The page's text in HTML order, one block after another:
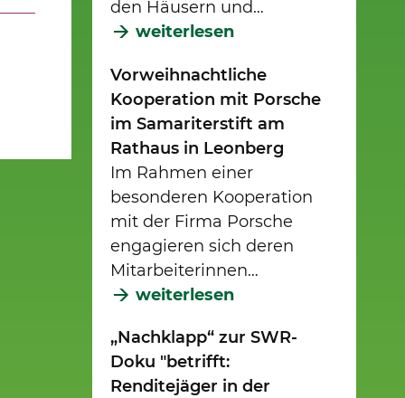
den Häusern und…
weiterlesen
Vorweihnachtliche
Kooperation mit Porsche
im Samariterstift am
Rathaus in Leonberg
Im Rahmen einer
besonderen Kooperation
mit der Firma Porsche
engagieren sich deren
Mitarbeiterinnen…
weiterlesen
„Nachklapp“ zur SWR-
Doku "betrifft:
Renditejäger in der